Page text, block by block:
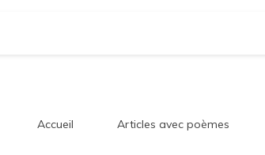
Accueil Articles avec poèmes